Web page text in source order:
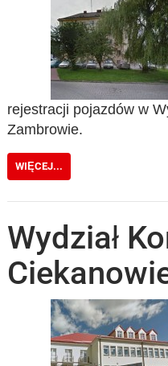
rejestracji pojazdów w
Zambrowie.
WIĘCEJ...
Wydział